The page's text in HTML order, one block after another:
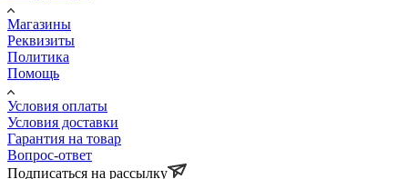
Магазины
Реквизиты
Политика
Помощь
Условия оплаты
Условия доставки
Гарантия на товар
Вопрос-ответ
Подписаться на рассылку